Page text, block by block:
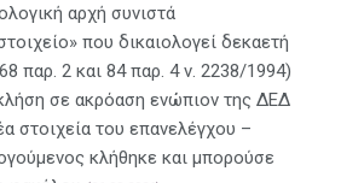
αρχή συνιστά
που δικαιολογεί δεκαετή
παρ. 2 και 84 παρ. 4 ν. 2238/1994)
σε ακρόαση ενώπιον της ΔΕΔ
στοιχεία του επανελέγχου –
κλήθηκε και μπορούσε